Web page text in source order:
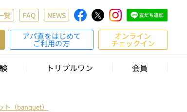
覧 FAQ NEWS
アパ直をはじめて
ご利用の方
オンライン
チェックイン
トリプルワン 会員
ト（banquet）